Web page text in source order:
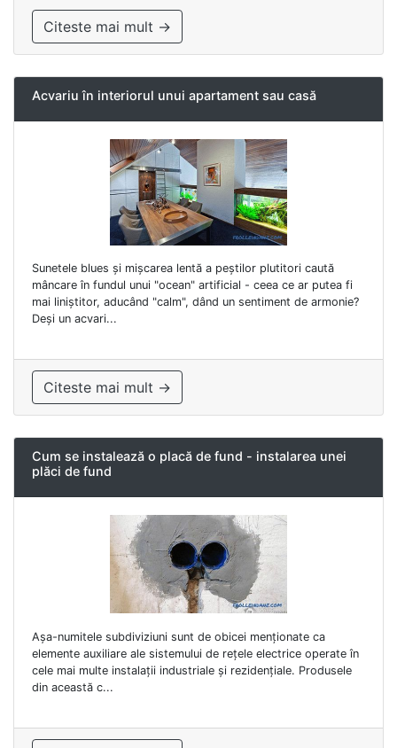
Citeste mai mult →
Acvariu în interiorul unui apartament sau casă
Sunetele blues și mișcarea lentă a peștilor plutitori caută
mâncare în fundul unui "ocean" artificial - ceea ce ar putea fi
mai liniștitor, aducând "calm", dând un sentiment de armonie?
Deși un acvari...
Citeste mai mult →
Cum se instalează o placă de fund - instalarea unei
plăci de fund
Așa-numitele subdiviziuni sunt de obicei menționate ca
elemente auxiliare ale sistemului de rețele electrice operate în
cele mai multe instalații industriale și rezidențiale. Produsele
din această c...